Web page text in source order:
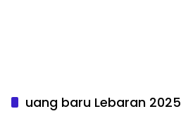
uang baru Lebaran 2025